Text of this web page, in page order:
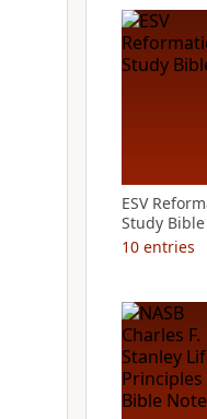
ESV
Study Bible
10 entries